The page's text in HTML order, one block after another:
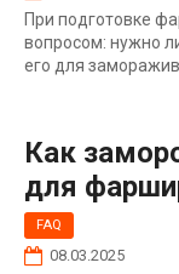
При подготовке
вопросом: нужно
его для
Как
для
FAQ
08.03.2025